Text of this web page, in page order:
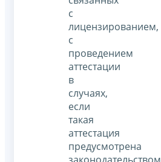
с
лицензированием,
с
проведением
аттестации
в
случаях,
если
такая
аттестация
предусмотрена